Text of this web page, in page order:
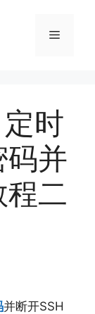
菜
时
码并
二
并断开SSH